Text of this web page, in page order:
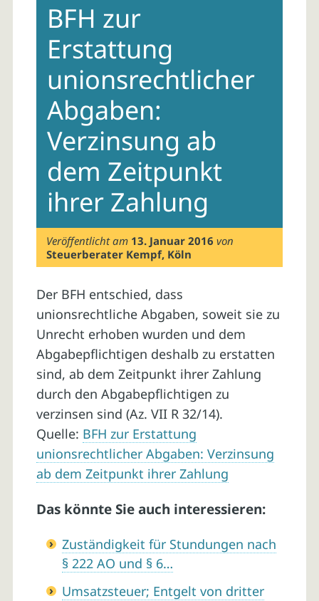
contentBFH zur
Erstattung
unionsrechtlicher
Abgaben:
Verzinsung ab
dem Zeitpunkt
ihrer Zahlung
Veröffentlicht am 13. Januar 2016 von
Steuerberater Kempf, Köln
Der BFH entschied, dass
unionsrechtliche Abgaben, soweit sie zu
Unrecht erhoben wurden und dem
Abgabepflichtigen deshalb zu erstatten
sind, ab dem Zeitpunkt ihrer Zahlung
durch den Abgabepflichtigen zu
verzinsen sind (Az. VII R 32/14).
Quelle: BFH zur Erstattung
unionsrechtlicher Abgaben: Verzinsung
ab dem Zeitpunkt ihrer Zahlung
Das könnte Sie auch interessieren:
Zuständigkeit für Stundungen nach
§ 222 AO und § 6…
Umsatzsteuer; Entgelt von dritter